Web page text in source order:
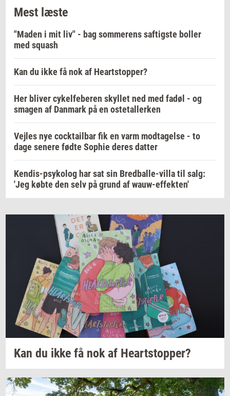
Mest læste
"Maden i mit liv" - bag sommerens saftigste boller
med squash
Kan du ikke få nok af Heartstopper?
Her bliver cykelfeberen skyllet ned med fadøl - og
smagen af Danmark på en ostetallerken
Vejles nye cocktailbar fik en varm modtagelse - to
dage senere fødte Sophie deres datter
Kendis-psykolog har sat sin Bredballe-villa til salg:
'Jeg købte den selv på grund af wauw-effekten'
Kan du ikke få nok af Heart­stop­per?